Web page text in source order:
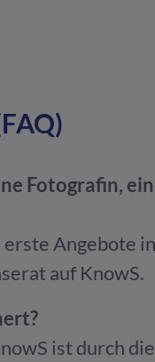
Fotografin,
Angebote
auf KnowS.
ist durch